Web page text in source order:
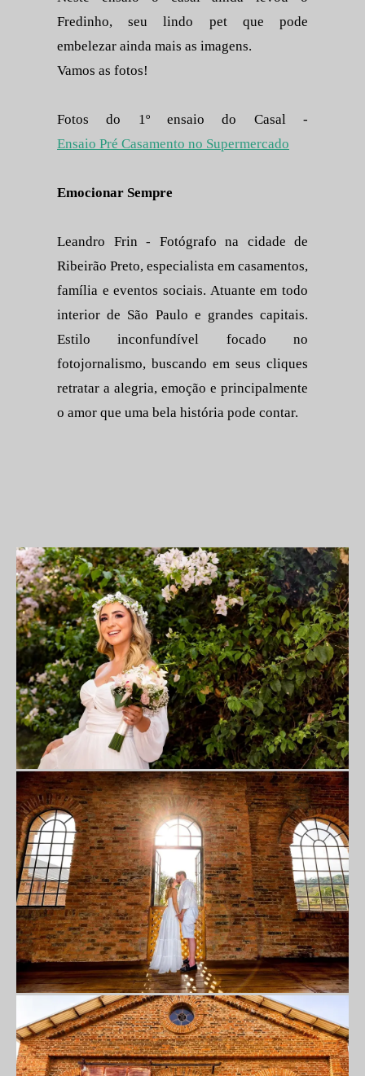
Fredinho, seu lindo pet que pode
embelezar ainda mais as imagens.
Vamos as fotos!
Fotos do 1º ensaio do Casal -
Ensaio Pré Casamento no Supermercado
Emocionar Sempre
Leandro Frin - Fotógrafo na cidade de
Ribeirão Preto, especialista em casamentos,
família e eventos sociais. Atuante em todo
interior de São Paulo e grandes capitais.
Estilo inconfundível focado no
fotojornalismo, buscando em seus cliques
retratar a alegria, emoção e principalmente
o amor que uma bela história pode contar.